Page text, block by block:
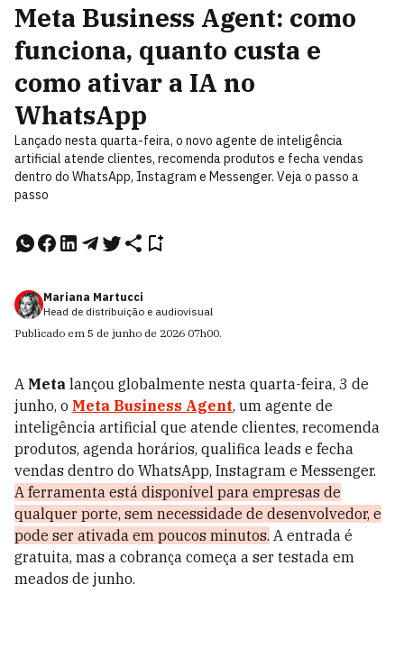
Meta Business Agent: como
funciona, quanto custa e
como ativar a IA no
WhatsApp
Lançado nesta quarta-feira, o novo agente de inteligência
artificial atende clientes, recomenda produtos e fecha vendas
dentro do WhatsApp, Instagram e Messenger. Veja o passo a
passo
Mariana Martucci
Head de distribuição e audiovisual
Publicado em 5 de junho de 2026 07h00.
A Meta lançou globalmente nesta quarta-feira, 3 de
junho, o Meta Business Agent, um agente de
inteligência artificial que atende clientes, recomenda
produtos, agenda horários, qualifica leads e fecha
vendas dentro do WhatsApp, Instagram e Messenger.
A ferramenta está disponível para empresas de
qualquer porte, sem necessidade de desenvolvedor, e
pode ser ativada em poucos minutos. A entrada é
gratuita, mas a cobrança começa a ser testada em
meados de junho.